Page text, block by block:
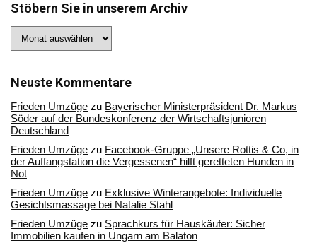
Stöbern Sie in unserem Archiv
Sie
Archiv
Neuste Kommentare
Frieden Umzüge zu Bayerischer Ministerpräsident Dr. Markus
Söder auf der Bundeskonferenz der Wirtschaftsjunioren
Deutschland
Frieden Umzüge zu Facebook-Gruppe „Unsere Rottis & Co, in
der Auffangstation die Vergessenen“ hilft geretteten Hunden in
Not
Frieden Umzüge zu Exklusive Winterangebote: Individuelle
Gesichtsmassage bei Natalie Stahl
Frieden Umzüge zu Sprachkurs für Hauskäufer: Sicher
Immobilien kaufen in Ungarn am Balaton